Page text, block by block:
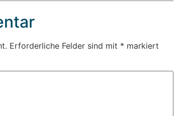
Erforderliche Felder sind mit * markiert